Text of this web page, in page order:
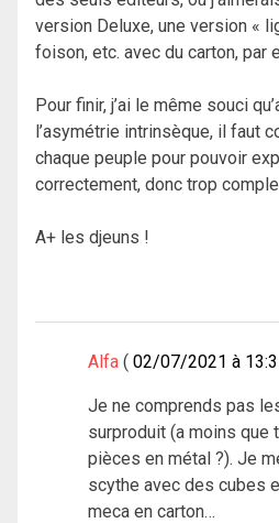
version Deluxe, une version «
foison, etc. avec du carton, par
Pour finir, j’ai le même souci
l’asymétrie intrinsèque, il faut
chaque peuple pour pouvoir
correctement, donc trop
A+ les djeuns !
Alfa 02/07/2021 à
Je ne comprends pas
surproduit (a moins que
pièces en métal ?). Je
scythe avec des cubes
meca en carton…